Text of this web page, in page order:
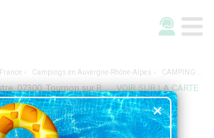
Campings en Auvergne-Rhône-Alpes CAMPING LES FOULONS
France | 3.3KM DE TOURNON SUR RHÔNE VOIR SUR LA CARTE